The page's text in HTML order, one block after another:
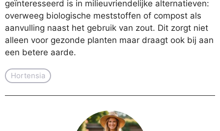
geïnteresseerd is in milieuvriendelijke alternatieven:
overweeg biologische meststoffen of compost als
aanvulling naast het gebruik van zout. Dit zorgt niet
alleen voor gezonde planten maar draagt ook bij aan
een betere aarde.
Hortensia